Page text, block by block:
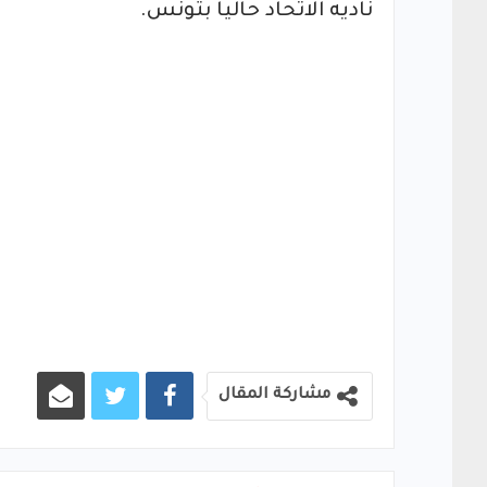
ناديه الاتحاد حالياً بتونس.
مشاركة المقال